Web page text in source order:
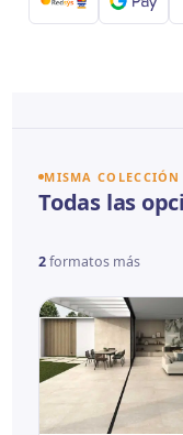
MISMA COLECCIÓN
Todas las
2formatos más